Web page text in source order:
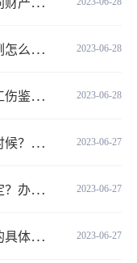
点快报
2023-06-28
写？
2023-06-28
怎么办）
2023-06-27
什么？
2023-06-27
有几种？
2023-06-27
哪些？